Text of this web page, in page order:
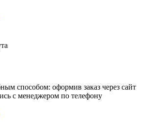
способом: оформив заказ через сайт
с менеджером по телефону